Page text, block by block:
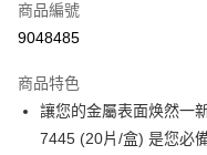
Apple Pay
運送方式
全家取貨付款
商品編號
9048485
商品特色
讓您的金屬表面焕然一
7445 (20片/盒) 是您必